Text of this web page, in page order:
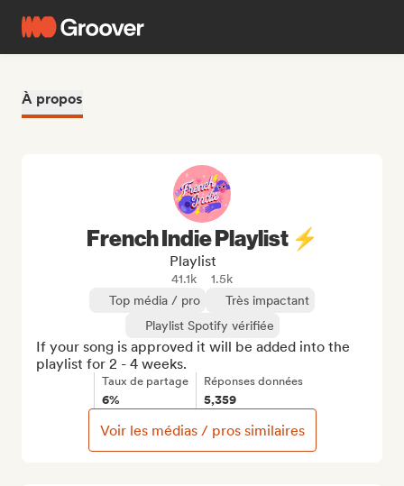
À propos
French Indie Playlist ⚡
Playlist
41.1k
1.5k
Top média / pro
Très impactant
Playlist Spotify vérifiée
If your song is approved it will be added into the
playlist for 2 - 4 weeks.
Taux de partage
6%
Réponses données
5,359
Voir les médias / pros similaires